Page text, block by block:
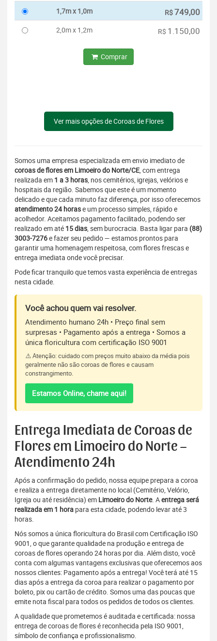
1,7m x 1,0m R$749,00
2,0m x 1,2m R$ 1.150,00
Comprar
Ver mais opções de Coroas de Flores
Somos uma empresa especializada em envio imediato de
coroas de flores em Limoeiro do Norte/CE, com entrega
realizada em 1 a 3 horas, nos cemitérios, igrejas, velórios e
hospitais da região. Sabemos que este é um momento
delicado e que cada minuto faz diferença, por isso oferecemos
atendimento 24 horase um processo simples, rápido e
acolhedor. Aceitamos pagamento facilitado, podendo ser
realizado em até 15 dias, sem burocracia. Basta ligar para (88)
3003-7276e fazer seu pedido — estamos prontos para
garantir uma homenagem respeitosa, com flores frescas e
entrega imediata onde você precisar.
Pode ficar tranquilo que temos vasta experiência de entregas
nesta cidade.
Você achou quem vai resolver.
Atendimento humano 24h • Preço final sem
surpresas • Pagamento após a entrega • Somos a
única floricultura com certificação ISO 9001
⚠️ Atenção: cuidado com preços muito abaixo da média pois
geralmente não são coroas de flores e causam
constrangimento.
Estamos Online, chame aqui!
Entrega Imediata de Coroas de
Flores em Limoeiro do Norte –
Atendimento 24h
Após a confirmação do pedido, nossa equipe prepara a coroa
e realiza a entrega diretamente no local (Cemitério, Velório,
Igreja ou até residência) em Limoeiro do Norte. Aentrega será
realizada em 1 hora para esta cidade, podendo levar até 3
horas.
Nós somos a única floricultura do Brasil com Certificação ISO
9001, o que garante qualidade na produção e entrega de
coroas de flores operando 24 horas por dia. Além disto, você
conta com algumas vantagens exclusivas que oferecemos aos
nossos clientes: Pagamento após a entrega! Você terá até 15
dias após a entrega da coroa para realizar o pagamento por
boleto, pix ou cartão de crédito. Somos uma das poucas que
emite nota fiscal para todos os pedidos de todos os clientes.
A qualidade que prometemos é auditada e certificada: nossa
entrega de coroas de flores é reconhecida pela ISO 9001,
símbolo de confiança e profissionalismo.